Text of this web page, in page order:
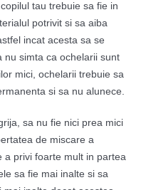
tau trebuie sa fie in
potrivit si sa aiba
incat acesta sa se
nu simta ca ochelarii sunt
mici, ochelarii trebuie sa
si sa nu alunece.
sa nu fie nici prea mici
de miscare a
a privi foarte mult in partea
sa fie mai inalte si sa